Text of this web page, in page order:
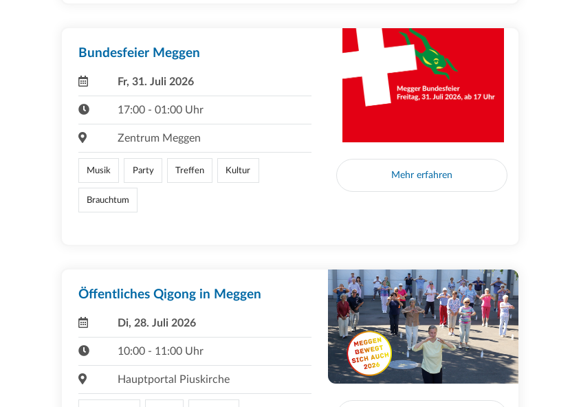
Bundesfeier Meggen
Fr, 31. Juli 2026
17:00 - 01:00 Uhr
Zentrum Meggen
Musik Party Treffen Kultur
Brauchtum
Mehr erfahren
Öffentliches Qigong in Meggen
Di, 28. Juli 2026
10:00 - 11:00 Uhr
Hauptportal Piuskirche